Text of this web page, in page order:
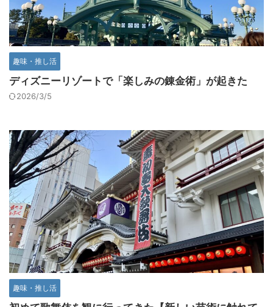
趣味・推し活
ディズニーリゾートで「楽しみの錬金術」が起きた
2026/3/5
趣味・推し活